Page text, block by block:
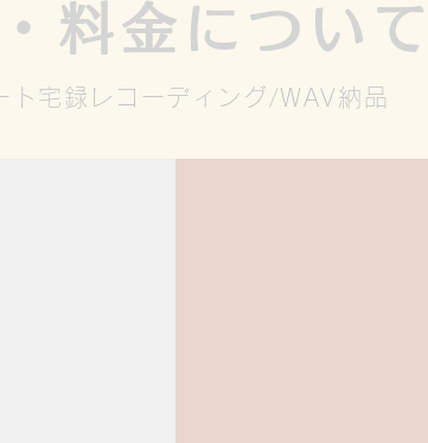
料金につい
ト宅録レコーディング/WAV納品